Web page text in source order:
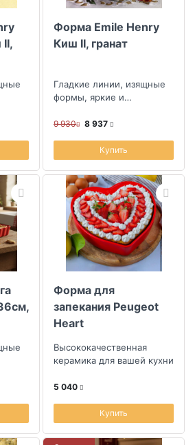
II,
Форма Emile Henry
Киш II, гранат
Гладкие линии, изящные
формы, яркие и
формы для выпекания
9 930 8 937
Купить
Форма для
запекания Peugeot
Heart
Высококачественная
керамика для вашей кухни
5 040
Купить